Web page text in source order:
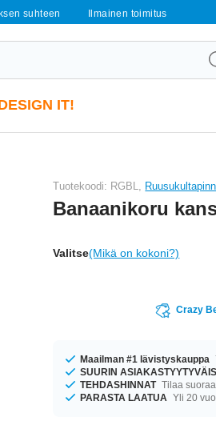
suhteen Ilmainen toimitus
IT!
Tuotekoodi: RGBL,
Banaanikoru
Valitse(Mikä on kokoni?)
Crazy
Maailman #1 lävistyskauppa
SUURIN
TEHDASHINNAT Tilaa
PARASTA LAATUA Yli 20